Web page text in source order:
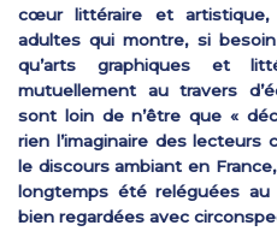
cœur littéraire et
adultes qui montre, si
qu’arts graphiques et
mutuellement au travers
sont loin de n’être que «
rien l’imaginaire des
le discours ambiant en
longtemps été reléguées
bien regardées avec